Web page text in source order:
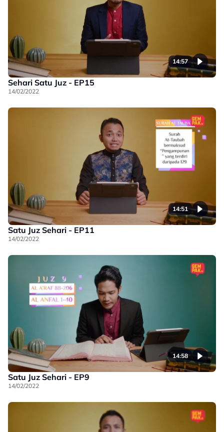
14:57
Sehari Satu Juz - EP15
14/02/2022
14:51
Satu Juz Sehari - EP11
14/02/2022
14:58
Satu Juz Sehari - EP9
14/02/2022